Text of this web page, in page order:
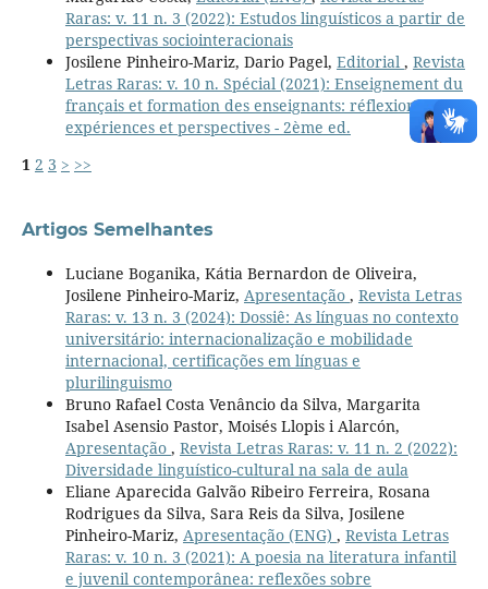
Raras: v. 11 n. 3 (2022): Estudos linguísticos a partir de
perspectivas sociointeracionais
Josilene Pinheiro-Mariz, Dario Pagel, Editorial , Revista
Letras Raras: v. 10 n. Spécial (2021): Enseignement du
français et formation des enseignants: réflexions,
expériences et perspectives - 2ème ed.
1 2 3 > >>
Artigos Semelhantes
Luciane Boganika, Kátia Bernardon de Oliveira,
Josilene Pinheiro-Mariz, Apresentação , Revista Letras
Raras: v. 13 n. 3 (2024): Dossiê: As línguas no contexto
universitário: internacionalização e mobilidade
internacional, certificações em línguas e
plurilinguismo
Bruno Rafael Costa Venâncio da Silva, Margarita
Isabel Asensio Pastor, Moisés Llopis i Alarcón,
Apresentação , Revista Letras Raras: v. 11 n. 2 (2022):
Diversidade linguístico-cultural na sala de aula
Eliane Aparecida Galvão Ribeiro Ferreira, Rosana
Rodrigues da Silva, Sara Reis da Silva, Josilene
Pinheiro-Mariz, Apresentação (ENG) , Revista Letras
Raras: v. 10 n. 3 (2021): A poesia na literatura infantil
e juvenil contemporânea: reflexões sobre